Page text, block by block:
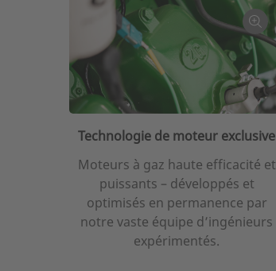
Technologie de moteur exclusive
Moteurs à gaz haute efficacité et
puissants – développés et
optimisés en permanence par
notre vaste équipe d’ingénieurs
expérimentés.